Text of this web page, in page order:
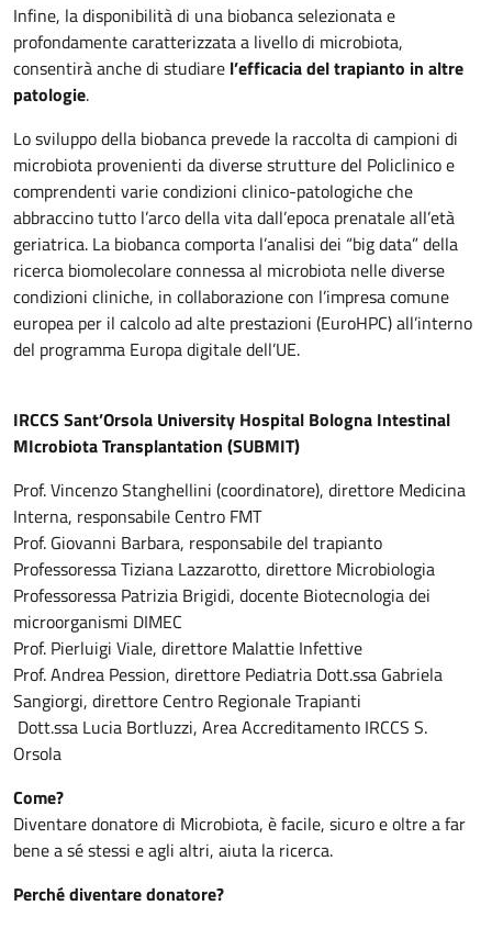
Infine, la disponibilità di una biobanca selezionata e
profondamente caratterizzata a livello di microbiota,
consentirà anche di studiare l’efficacia del trapianto in altre
patologie.
Lo sviluppo della biobanca prevede la raccolta di campioni di
microbiota provenienti da diverse strutture del Policlinico e
comprendenti varie condizioni clinico-patologiche che
abbraccino tutto l’arco della vita dall’epoca prenatale all’età
geriatrica. La biobanca comporta l’analisi dei “big data” della
ricerca biomolecolare connessa al microbiota nelle diverse
condizioni cliniche, in collaborazione con l’impresa comune
europea per il calcolo ad alte prestazioni (EuroHPC) all’interno
del programma Europa digitale dell’UE.
IRCCS Sant’Orsola University Hospital Bologna Intestinal
MIcrobiota Transplantation (SUBMIT)
Prof. Vincenzo Stanghellini (coordinatore), direttore Medicina
Interna, responsabile Centro FMT
Prof. Giovanni Barbara, responsabile del trapianto
Professoressa Tiziana Lazzarotto, direttore Microbiologia
Professoressa Patrizia Brigidi, docente Biotecnologia dei
microorganismi DIMEC
Prof. Pierluigi Viale, direttore Malattie Infettive
Prof. Andrea Pession, direttore Pediatria Dott.ssa Gabriela
Sangiorgi, direttore Centro Regionale Trapianti
Dott.ssa Lucia Bortluzzi, Area Accreditamento IRCCS S.
Orsola
Come?
Diventare donatore di Microbiota, è facile, sicuro e oltre a far
bene a sé stessi e agli altri, aiuta la ricerca.
Perché diventare donatore?